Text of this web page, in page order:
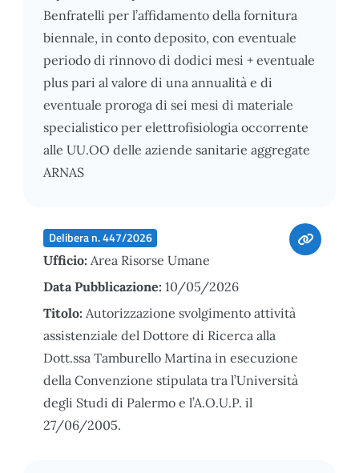
Benfratelli per l’affidamento della fornitura
biennale, in conto deposito, con eventuale
periodo di rinnovo di dodici mesi + eventuale
plus pari al valore di una annualità e di
eventuale proroga di sei mesi di materiale
specialistico per elettrofisiologia occorrente
alle UU.OO delle aziende sanitarie aggregate
ARNAS
Delibera n. 447/2026
Ufficio: Area Risorse Umane
Data Pubblicazione: 10/05/2026
Titolo: Autorizzazione svolgimento attività
assistenziale del Dottore di Ricerca alla
Dott.ssa Tamburello Martina in esecuzione
della Convenzione stipulata tra l’Università
degli Studi di Palermo e l’A.O.U.P. il
27/06/2005.